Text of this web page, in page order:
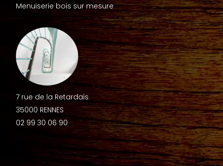
Menuiserie bois sur mesure
7 rue de la Retardais
35000 RENNES
02 99 30 06 90